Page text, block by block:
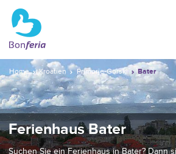
Home Kroatien Primorje-Gorski Bater
Ferienhaus Bater
Suchen Sie ein Ferienhaus in Bater? Dann